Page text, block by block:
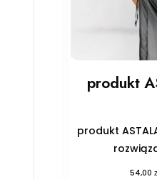
produkt
produkt
54,00